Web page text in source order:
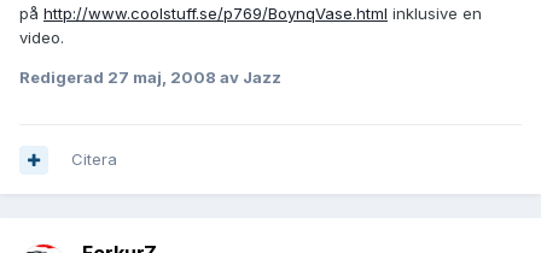
på http://www.coolstuff.se/p769/BoynqVase.html inklusive en
video.
Redigerad 27 maj, 2008 av Jazz
Citera